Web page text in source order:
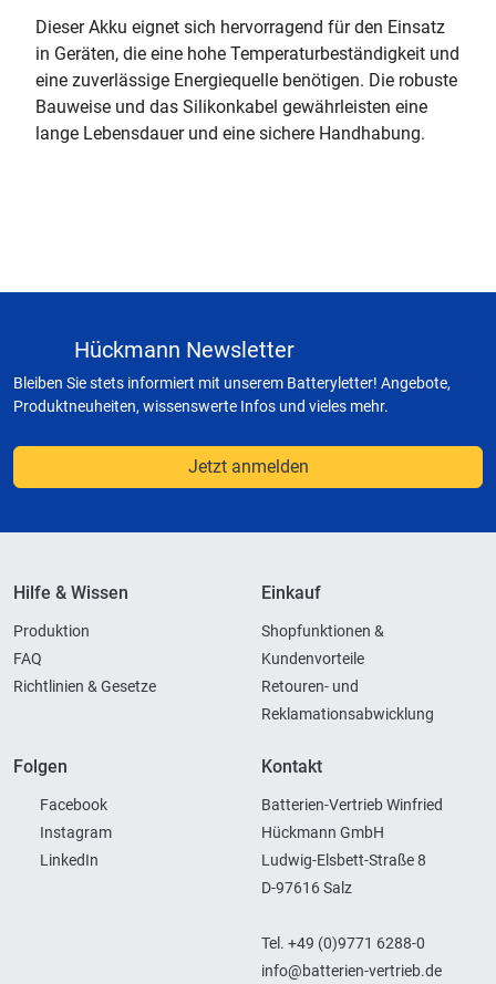
Dieser Akku eignet sich hervorragend für den Einsatz
in Geräten, die eine hohe Temperaturbeständigkeit und
eine zuverlässige Energiequelle benötigen. Die robuste
Bauweise und das Silikonkabel gewährleisten eine
lange Lebensdauer und eine sichere Handhabung.
Hückmann Newsletter
Bleiben Sie stets informiert mit unserem Batteryletter! Angebote,
Produktneuheiten, wissenswerte Infos und vieles mehr.
Jetzt anmelden
Hilfe & Wissen
Produktion
FAQ
Richtlinien & Gesetze
Einkauf
Shopfunktionen &
Kundenvorteile
Retouren- und
Reklamationsabwicklung
Folgen
Facebook
Instagram
LinkedIn
Kontakt
Batterien-Vertrieb Winfried
Hückmann GmbH
Ludwig-Elsbett-Straße 8
D-97616 Salz
Tel. +49 (0)9771 6288-0
info@batterien-vertrieb.de